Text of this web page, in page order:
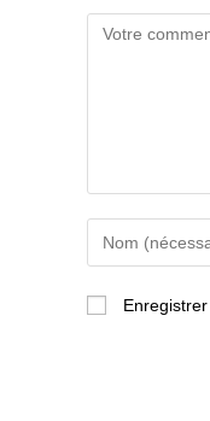
Comment
your
name